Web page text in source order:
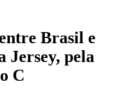
Brasil e
Jersey, pela
C